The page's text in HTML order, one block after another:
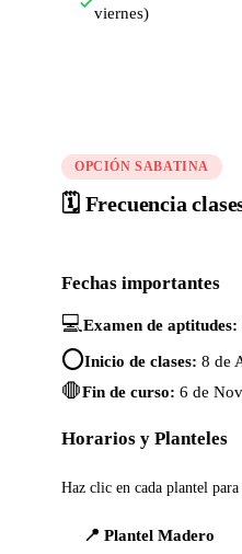
viernes)
OPCIÓN SABATINA
🗓️ Frecuencia
Fechas importantes
💻 Examen de aptitudes:
⭕Inicio de clases: 8 de
🛑Fin de curso: 6 de
Horarios y Planteles
Haz clic en cada plantel
📍 Plantel Madero